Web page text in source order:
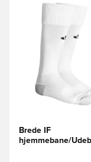
Åbner en Modal
Brede IF
hjemmebane/